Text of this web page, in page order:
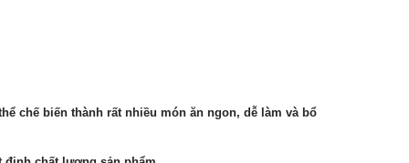
chế biến thành rất nhiều món ăn ngon, dễ làm và bổ